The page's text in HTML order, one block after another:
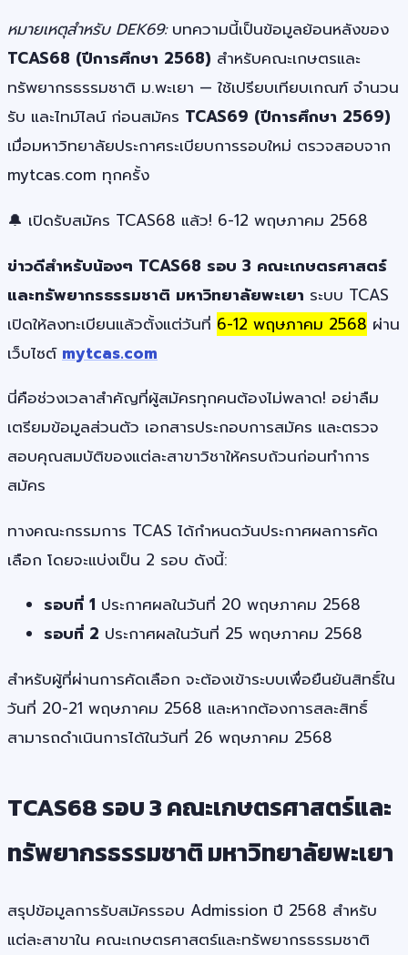
หมายเหตุสำหรับ DEK69:บทความนี้เป็นข้อมูลย้อนหลังของ
TCAS68 (ปีการศึกษา 2568) สำหรับคณะเกษตรและ
ทรัพยากรธรรมชาติ ม.พะเยา — ใช้เปรียบเทียบเกณฑ์ จำนวน
รับ และไทม์ไลน์ ก่อนสมัคร TCAS69 (ปีการศึกษา 2569)
เมื่อมหาวิทยาลัยประกาศระเบียบการรอบใหม่ ตรวจสอบจาก
mytcas.com ทุกครั้ง
🔔 เปิดรับสมัคร TCAS68 แล้ว! 6-12 พฤษภาคม 2568
ข่าวดีสำหรับน้องๆ TCAS68 รอบ 3 คณะเกษตรศาสตร์
และทรัพยากรธรรมชาติ มหาวิทยาลัยพะเยา ระบบ TCAS
เปิดให้ลงทะเบียนแล้วตั้งแต่วันที่ 6-12 พฤษภาคม 2568 ผ่าน
เว็บไซต์ mytcas.com
นี่คือช่วงเวลาสำคัญที่ผู้สมัครทุกคนต้องไม่พลาด! อย่าลืม
เตรียมข้อมูลส่วนตัว เอกสารประกอบการสมัคร และตรวจ
สอบคุณสมบัติของแต่ละสาขาวิชาให้ครบถ้วนก่อนทำการ
สมัคร
ทางคณะกรรมการ TCAS ได้กำหนดวันประกาศผลการคัด
เลือก โดยจะแบ่งเป็น 2 รอบ ดังนี้:
รอบที่ 1 ประกาศผลในวันที่ 20 พฤษภาคม 2568
รอบที่ 2 ประกาศผลในวันที่ 25 พฤษภาคม 2568
สำหรับผู้ที่ผ่านการคัดเลือก จะต้องเข้าระบบเพื่อยืนยันสิทธิ์ใน
วันที่ 20-21 พฤษภาคม 2568 และหากต้องการสละสิทธิ์
สามารถดำเนินการได้ในวันที่ 26 พฤษภาคม 2568
TCAS68 รอบ 3 คณะเกษตรศาสตร์และ
ทรัพยากรธรรมชาติ มหาวิทยาลัยพะเยา
สรุปข้อมูลการรับสมัครรอบ Admission ปี 2568 สำหรับ
แต่ละสาขาใน คณะเกษตรศาสตร์และทรัพยากรธรรมชาติ